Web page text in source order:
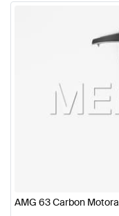
AMG 63 Carbon